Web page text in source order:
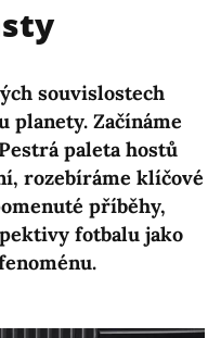
souvislostech
planety. Začínáme
paleta hostů
rozebíráme klíčové
příběhy,
fotbalu jako